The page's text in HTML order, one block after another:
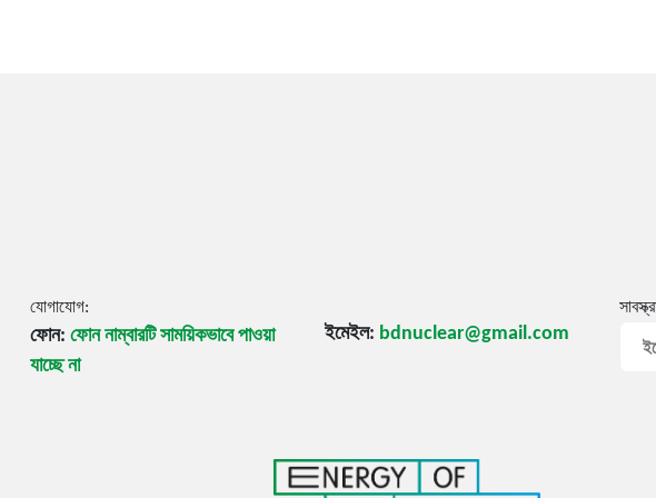
যোগাযোগ:
ফোন: ফোন নাম্বারটি সাময়িকভাবে পাওয়া
যাচ্ছে না
ইমেইল: bdnuclear@gmail.com